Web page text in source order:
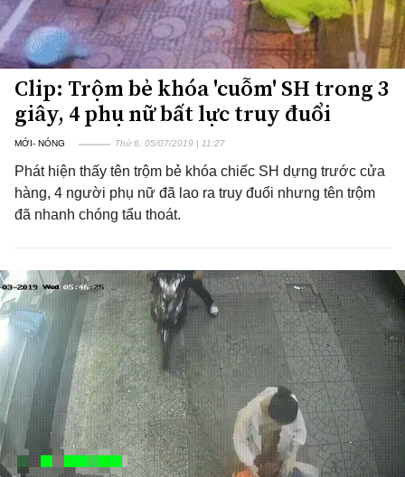
Clip: Trộm bẻ khóa 'cuỗm' SH trong 3
giây, 4 phụ nữ bất lực truy đuổi
MỚI- NÓNG Thứ 6, 05/07/2019 | 11:27
Phát hiện thấy tên trộm bẻ khóa chiếc SH dựng trước cửa
hàng, 4 người phụ nữ đã lao ra truy đuổi nhưng tên trộm
đã nhanh chóng tẩu thoát.